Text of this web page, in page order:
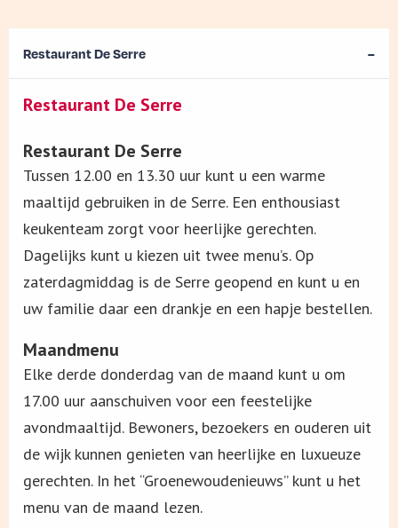
Restaurant De Serre
Restaurant De Serre
Restaurant De Serre
Tussen 12.00 en 13.30 uur kunt u een warme
maaltijd gebruiken in de Serre. Een enthousiast
keukenteam zorgt voor heerlijke gerechten.
Dagelijks kunt u kiezen uit twee menu’s. Op
zaterdagmiddag is de Serre geopend en kunt u en
uw familie daar een drankje en een hapje bestellen.
Maandmenu
Elke derde donderdag van de maand kunt u om
17.00 uur aanschuiven voor een feestelijke
avondmaaltijd. Bewoners, bezoekers en ouderen uit
de wijk kunnen genieten van heerlijke en luxueuze
gerechten. In het “Groenewoudenieuws” kunt u het
menu van de maand lezen.